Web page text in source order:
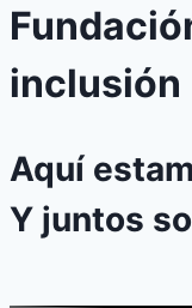
inclusión
Aquí
Y juntos